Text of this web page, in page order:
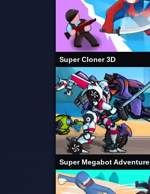
Super Cloner 3D
Super Megabot Adventure